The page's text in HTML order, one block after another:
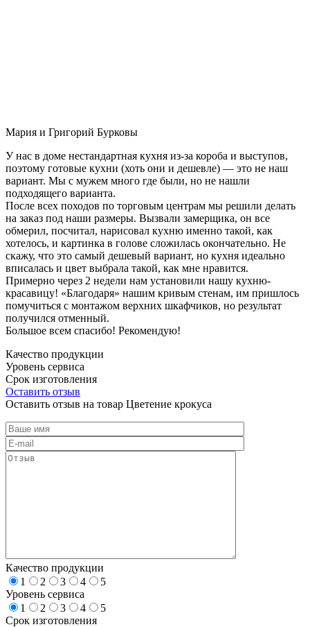
Мария и Григорий Бурковы
У нас в доме нестандартная кухня из-за короба и выступов,
поэтому готовые кухни (хоть они и дешевле) — это не наш
вариант. Мы с мужем много где были, но не нашли
подходящего варианта.
После всех походов по торговым центрам мы решили делать
на заказ под наши размеры. Вызвали замерщика, он все
обмерил, посчитал, нарисовал кухню именно такой, как
хотелось, и картинка в голове сложилась окончательно. Не
скажу, что это самый дешевый вариант, но кухня идеально
вписалась и цвет выбрала такой, как мне нравится.
Примерно через 2 недели нам установили нашу кухню-
красавицу! «Благодаря» нашим кривым стенам, им пришлось
помучиться с монтажом верхних шкафчиков, но результат
получился отменный.
Большое всем спасибо! Рекомендую!
Качество продукции
Уровень сервиса
Срок изготовления
Оставить отзыв
Оставить отзыв на товар Цветение крокуса
Качество продукции
1
2 3 4
5
Уровень сервиса
1
2 3 4
5
Срок изготовления